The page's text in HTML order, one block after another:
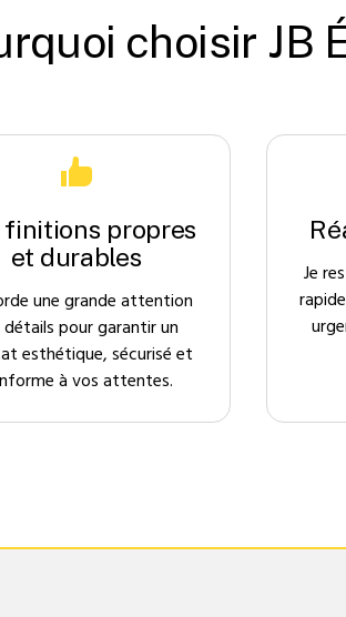
choisir JB
finitions propres
et durables
une grande attention
détails pour garantir un
esthétique, sécurisé et
à vos attentes.
Je